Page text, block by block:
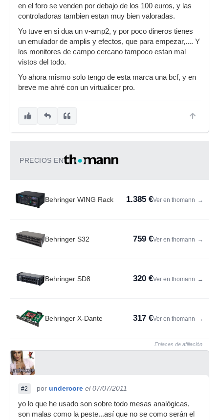
en el foro se venden por debajo de los 100 euros, y las
controladoras tambien estan muy bien valoradas.
Yo tuve en si dua un v-amp2, y por poco dineros tienes
un emulador de amplis y efectos, que para empezar,.... Y
los monitores de campo cercano tampoco estan mal
vistos del todo.
Yo ahora mismo solo tengo de esta marca una bcf, y en
breve me ahré con un virtualicer pro.
PRECIOS EN
Behringer WING Rack 1.385 €Ver en thomann →
Behringer S32 759 €Ver en thomann →
Behringer SD8 320 €Ver en thomann →
Behringer X-Dante 317 €Ver en thomann →
Enlaces de afiliación
#2 por undercore el 07/07/2011
yo lo que he usado son sobre todo mesas analógicas,
son malas como la peste...así que no se como serán el